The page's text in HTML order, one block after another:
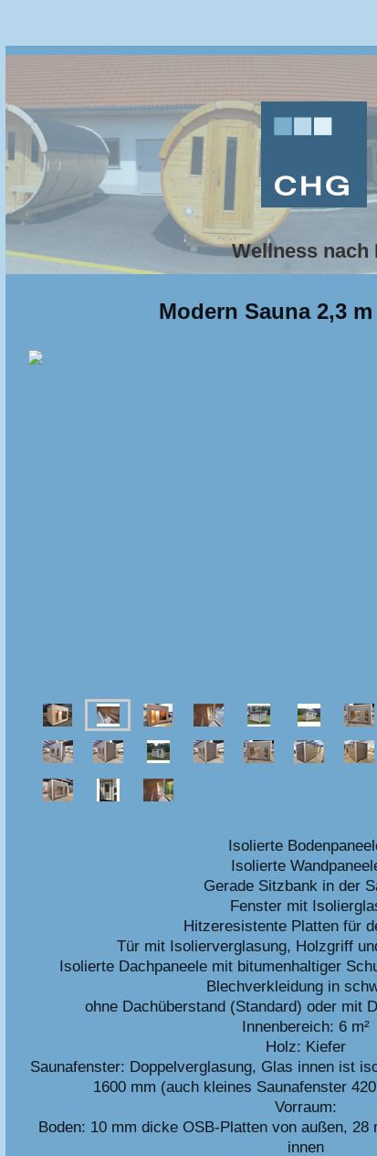
Wellness nach
Modern Sauna 2,3
Isolierte
Isolierte
Gerade Sitzbank in der
Fenster mit
Hitzeresistente Platten für
Tür mit Isolierverglasung, Holzgriff
Isolierte Dachpaneele mit bitumenhaltiger
Blechverkleidung in
ohne Dachüberstand (Standard) oder mit
Innenbereich: 6 m²
Holz: Kiefer
Saunafenster: Doppelverglasung, Glas innen ist
1600 mm (auch kleines Saunafenster
Vorraum:
Boden: 10 mm dicke OSB-Platten von außen,
innen